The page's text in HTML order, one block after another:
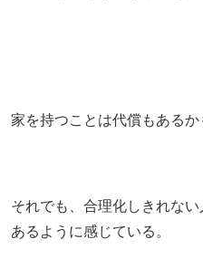
家を持つことは代償もあるか
それでも、合理化しきれな
あるように感じている。